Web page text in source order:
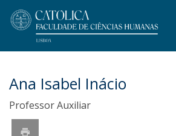
Ana Isabel Inácio
Professor Auxiliar